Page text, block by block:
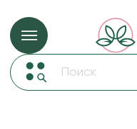
Упаковка для цветов и подарков